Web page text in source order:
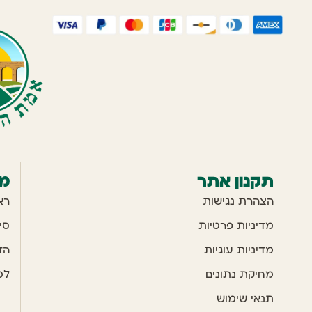
תקנון אתר
הצהרת נגישות
מדיניות פרטיות
מדיניות עוגיות
מחיקת נתונים
תנאי שימוש